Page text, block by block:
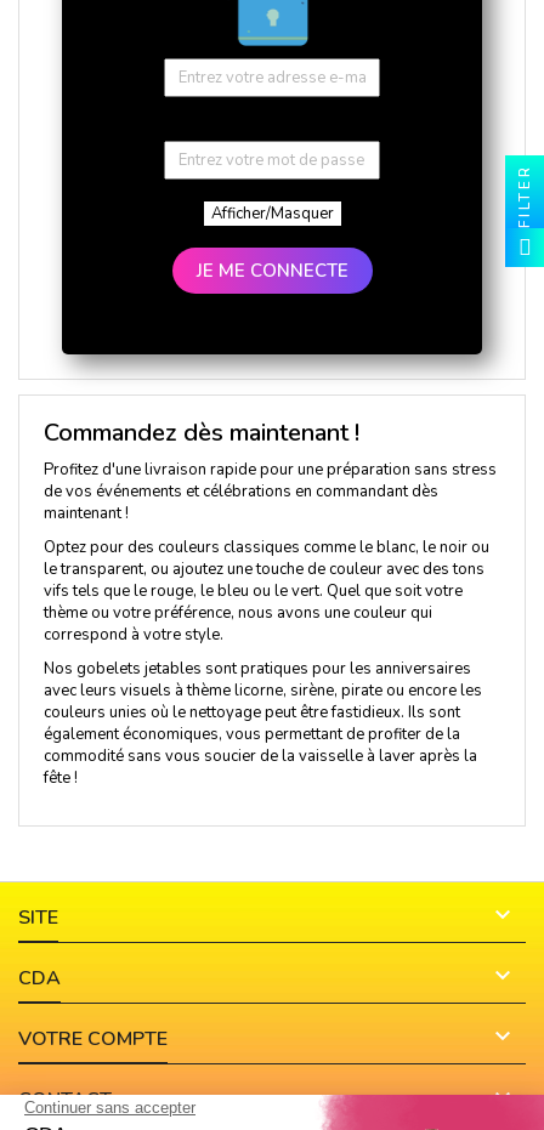
Afficher/Masquer
JE ME CONNECTE
Commandez dès maintenant !
Profitez d'une livraison rapide pour une préparation sans stress
de vos événements et célébrations en commandant dès
maintenant !
Optez pour des couleurs classiques comme le blanc, le noir ou
le transparent, ou ajoutez une touche de couleur avec des tons
vifs tels que le rouge, le bleu ou le vert. Quel que soit votre
thème ou votre préférence, nous avons une couleur qui
correspond à votre style.
Nos gobelets jetables sont pratiques pour les anniversaires
avec leurs visuels à thème licorne, sirène, pirate ou encore les
couleurs unies où le nettoyage peut être fastidieux. Ils sont
également économiques, vous permettant de profiter de la
commodité sans vous soucier de la vaisselle à laver après la
fête !
SITE 
CDA 
VOTRE COMPTE 
CONTACT 
FILTER